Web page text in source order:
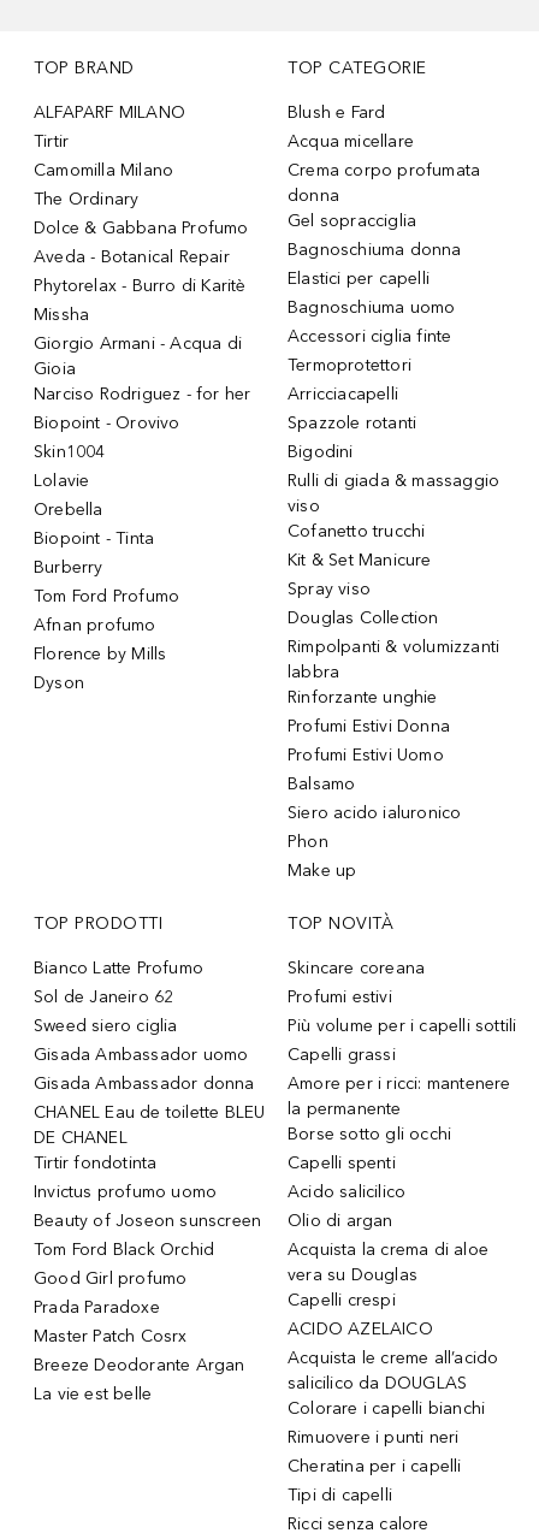
TOP BRAND
ALFAPARF MILANO
Tirtir
Camomilla Milano
The Ordinary
Dolce & Gabbana Profumo
Aveda - Botanical Repair
Phytorelax - Burro di Karitè
Missha
Giorgio Armani - Acqua di
Gioia
Narciso Rodriguez - for her
Biopoint - Orovivo
Skin1004
Lolavie
Orebella
Biopoint - Tinta
Burberry
Tom Ford Profumo
Afnan profumo
Florence by Mills
Dyson
TOP CATEGORIE
Blush e Fard
Acqua micellare
Crema corpo profumata
donna
Gel sopracciglia
Bagnoschiuma donna
Elastici per capelli
Bagnoschiuma uomo
Accessori ciglia finte
Termoprotettori
Arricciacapelli
Spazzole rotanti
Bigodini
Rulli di giada & massaggio
viso
Cofanetto trucchi
Kit & Set Manicure
Spray viso
Douglas Collection
Rimpolpanti & volumizzanti
labbra
Rinforzante unghie
Profumi Estivi Donna
Profumi Estivi Uomo
Balsamo
Siero acido ialuronico
Phon
Make up
TOP PRODOTTI
Bianco Latte Profumo
Sol de Janeiro 62
Sweed siero ciglia
Gisada Ambassador uomo
Gisada Ambassador donna
CHANEL Eau de toilette BLEU
DE CHANEL
Tirtir fondotinta
Invictus profumo uomo
Beauty of Joseon sunscreen
Tom Ford Black Orchid
Good Girl profumo
Prada Paradoxe
Master Patch Cosrx
Breeze Deodorante Argan
La vie est belle
TOP NOVITÀ
Skincare coreana
Profumi estivi
Più volume per i capelli sottili
Capelli grassi
Amore per i ricci: mantenere
la permanente
Borse sotto gli occhi
Capelli spenti
Acido salicilico
Olio di argan
Acquista la crema di aloe
vera su Douglas
Capelli crespi
ACIDO AZELAICO
Acquista le creme all’acido
salicilico da DOUGLAS
Colorare i capelli bianchi
Rimuovere i punti neri
Cheratina per i capelli
Tipi di capelli
Ricci senza calore